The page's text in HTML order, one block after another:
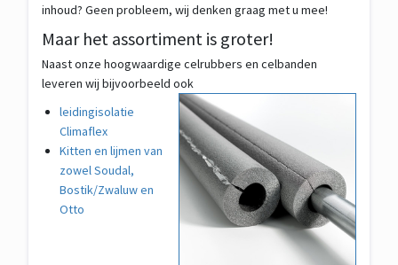
inhoud? Geen probleem, wij denken graag met u mee!
Maar het assortiment is groter!
Naast onze hoogwaardige celrubbers en celbanden
leveren wij bijvoorbeeld ook
leidingisolatie
Climaflex
Kitten en lijmen van
zowel Soudal,
Bostik/Zwaluw en
Otto